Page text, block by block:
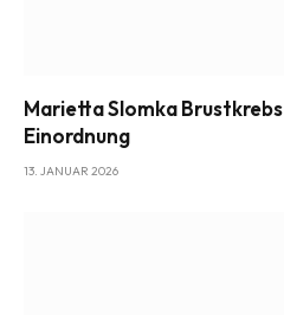
Marietta Slomka
Einordnung
13. JANUAR 2026